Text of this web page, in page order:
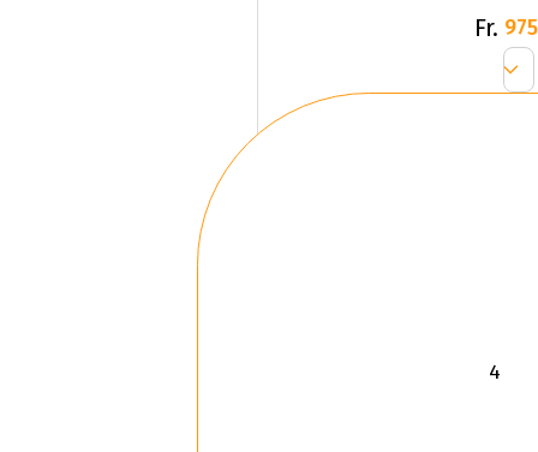
Fr.